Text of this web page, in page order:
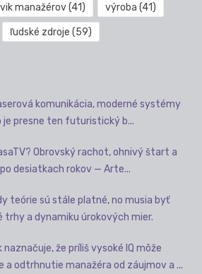
manažérov(41) výroba (41)
ľudské zdroje (59)
komunikácia, moderné systémy
presne ten futuristický b...
Obrovský rachot, ohnivý štart a
desiatkach rokov — Arte...
teórie sú stále platné, no musia byť
trhy a dynamiku úrokových mier.
naznačuje, že príliš vysoké IQ môže
a odtrhnutie manažéra od záujmov a ...